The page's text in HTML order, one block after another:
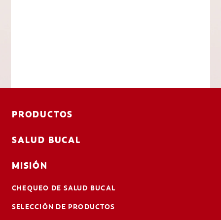
PRODUCTOS
SALUD BUCAL
MISIÓN
CHEQUEO DE SALUD BUCAL
SELECCIÓN DE PRODUCTOS